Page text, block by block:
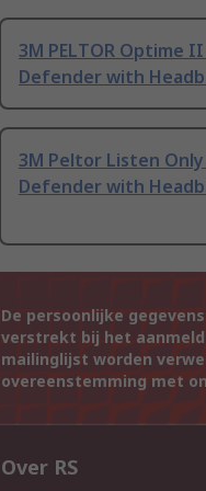
3M PELTOR Optime II
Defender with
3M Peltor Listen Only
Defender with
De persoonlijke
verstrekt bij het
mailinglijst worden
overeenstemming met
Over RS